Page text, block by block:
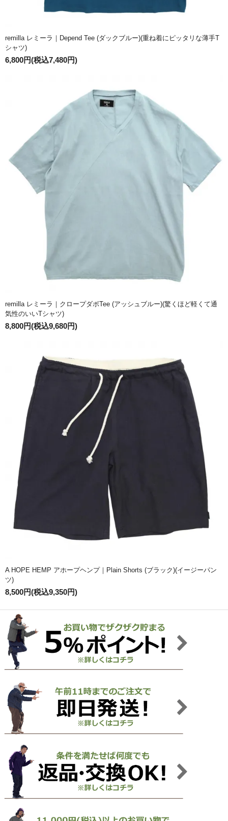
remilla レミーラ｜Depend Tee (ダックブルー)(重ね着にピッタリな薄手T
シャツ)
6,800円(税込7,480円)
remilla レミーラ｜クロープダボTee (アッシュブルー)(驚くほど軽くて通
気性のいいTシャツ)
8,800円(税込9,680円)
A HOPE HEMP アホープヘンプ｜Plain Shorts (ブラック)(イージーパン
ツ)
8,500円(税込9,350円)